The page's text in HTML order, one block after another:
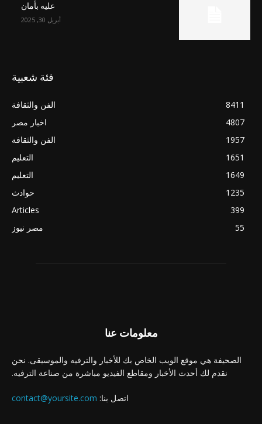
عليه بأمان
أبريل 30, 2025
فئة شعبية
الفن والثقافة
8411
اخبار مصر
4807
الفن والثقافة
1957
التعليم
1651
التعليم
1649
حوادث
1235
Articles
399
مصر نيوز
55
معلومات عنا
الصحيفة هي موقع الويب الخاص بك للأخبار والترفيه والموسيقى. نحن
نقدم لك أحدث الأخبار ومقاطع الفيديو مباشرة من صناعة الترفيه.
اتصل بنا: contact@yoursite.com